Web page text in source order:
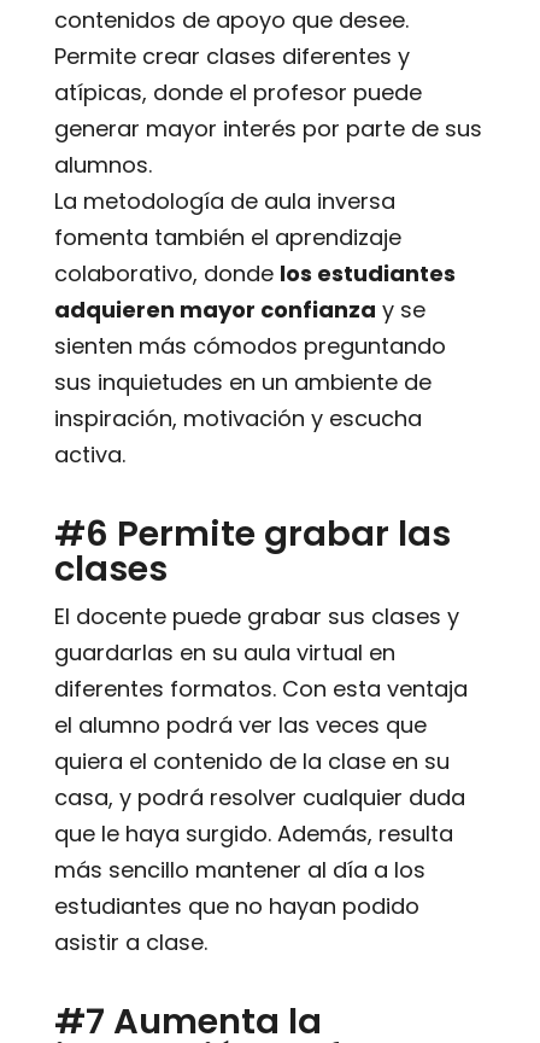
contenidos de apoyo que desee.
Permite crear clases diferentes y
atípicas, donde el profesor puede
generar mayor interés por parte de sus
alumnos.
La metodología de aula inversa
fomenta también el aprendizaje
colaborativo, donde los estudiantes
adquieren mayor confianza y se
sienten más cómodos preguntando
sus inquietudes en un ambiente de
inspiración, motivación y escucha
activa.
#6 Permite grabar las
clases
El docente puede grabar sus clases y
guardarlas en su aula virtual en
diferentes formatos. Con esta ventaja
el alumno podrá ver las veces que
quiera el contenido de la clase en su
casa, y podrá resolver cualquier duda
que le haya surgido. Además, resulta
más sencillo mantener al día a los
estudiantes que no hayan podido
asistir a clase.
#7 Aumenta la